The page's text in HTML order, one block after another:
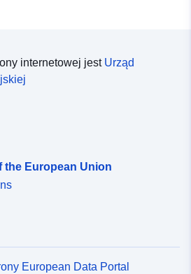
internetowej jest Urząd
the European Union
European Data Portal